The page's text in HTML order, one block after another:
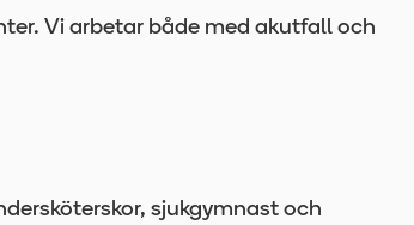
Vi arbetar både med akutfall och
sjukgymnast och